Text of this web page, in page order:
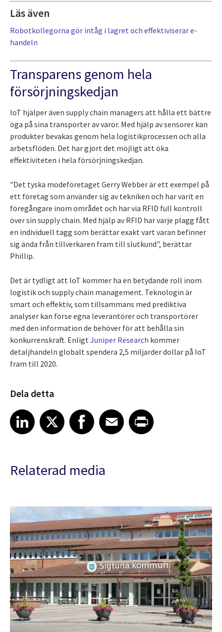
Läs även
Robotkollegorna gör intåg i lagret och effektiviserar e-
handeln
Transparens genom hela
försörjningskedjan
IoT hjälper även supply chain managers att hålla ett bättre
öga på sina transporter av varor. Med hjälp av sensorer kan
produkter bevakas genom hela logistikprocessen och alla
arbetsflöden. Det har gjort det möjligt att öka
effektiviteten i hela försörjningskedjan.
"Det tyska modeföretaget Gerry Webber är ett exempel på
ett företag som använder sig av tekniken och har varit en
föregångare inom området och har via RFID full kontroll
över sin supply chain. Med hjälp av RFID har varje plagg fått
en individuell tagg som berättar exakt vart varan befinner
sig ända från tillverkaren fram till slutkund", berättar
Phillip.
Det är tydligt att IoT kommer ha en betydande roll inom
logistik och supply chain management. Teknologin är
smart och effektiv, som tillsammans med prediktiva
analyser kan förse egna leverantörer och transportörer
med den information de behöver för att behålla sin
konkurrenskraft. Enligt Juniper Research kommer
detaljhandeln globalt spendera 2,5 miljarder dollar på IoT
fram till 2020.
Dela detta
Share article on LinkedIn
LinkedIn
Share article on XShare article on Facebook
Facebook
Share article on Email
EmailShare article on Print
Relaterad media